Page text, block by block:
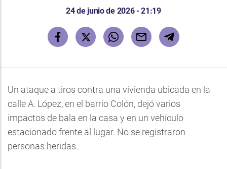
24 de junio de 2026 - 21:19
Un ataque a tiros contra una vivienda ubicada en la
calle A. López, en el barrio Colón, dejó varios
impactos de bala en la casa y en un vehículo
estacionado frente al lugar. No se registraron
personas heridas.